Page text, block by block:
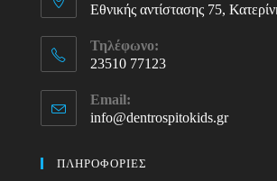
Εθνικής αντίστασης 75,
Τηλέφωνο:
23510 77123
in
your
Email:
info@dentrospitokids.grOpens
ΠΛΗΡΟΦΟΡΙΕΣ